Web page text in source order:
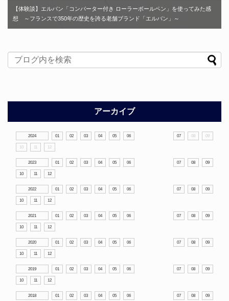
【体験談】エルバン「コンバーター付き ローラーボールペン」を使ってみた感
想 ～フランスで350年の歴史を誇る老舗ブランド「エルバン」～
アーカイブ
2024 01 02 03 04 05 06 07 08 09
10 12
2023 01 02 03 04 05 06 07 08 09
10 11 12
2022 01 02 03 04 05 06 07 08 09
10 11 12
2021 01 02 03 04 05 06 07 08 09
10 11 12
2020 01 02 03 04 05 06 07 08 09
10 11 12
2019 01 02 03 04 05 06 07 08 09
10 11 12
2018 01 02 03 04 05 06 07 08 09